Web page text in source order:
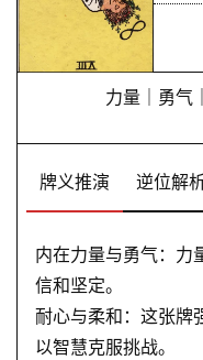
解
力量｜勇气
牌义推演 逆位解
内在力量与勇气：力
信和坚定。
耐心与柔和：这张牌
以智慧克服挑战。